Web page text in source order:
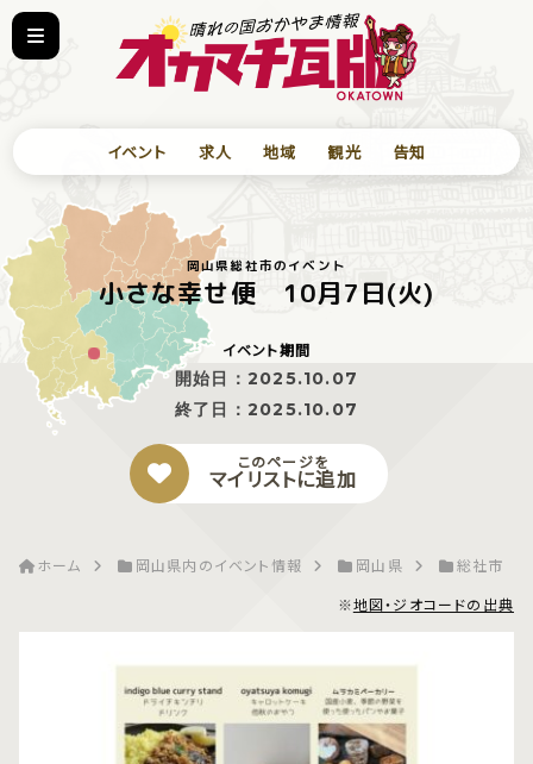
イベント 求人 地域 観光 告知
岡山県総社市のイベント
小さな幸せ便 10月7日(火)
イベント期間
開始日： 2025.10.07
終了日： 2025.10.07
このページを
マイリストに追加
ホーム 岡山県内のイベント情報 岡山県
総社市
※地図・ジオコードの出典